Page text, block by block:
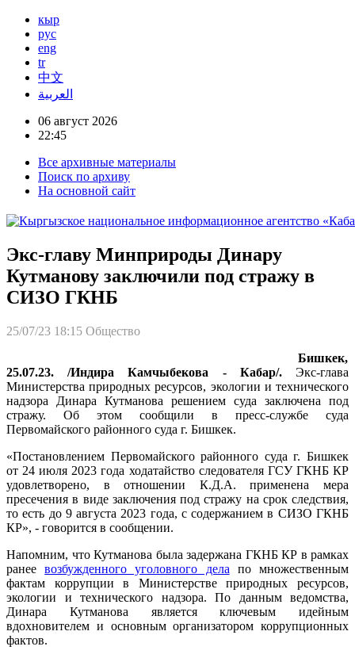
кыр
рус
eng
tr
中文
العربية
06 август 2026
22:45
Все архивные материалы
Поиск по архиву
На основной сайт
Экс-главу Минприроды Динару
Кутманову заключили под стражу в
СИЗО ГКНБ
25/07/23 18:15 Общество
Бишкек,
25.07.23. /Индира Камчыбекова - Кабар/.Экс-глава
Министерства природных ресурсов, экологии и технического
надзора Динара Кутманова решением суда заключена под
стражу. Об этом сообщили в пресс-службе суда
Первомайского районного суда г. Бишкек.
«Постановлением Первомайского районного суда г. Бишкек
от 24 июля 2023 года ходатайство следователя ГСУ ГКНБ КР
удовлетворено, в отношении К.Д.А. применена мера
пресечения в виде заключения под стражу на срок следствия,
то есть до 9 августа 2023 года, с содержанием в СИЗО ГКНБ
КР», - говорится в сообщении.
Напомним, что Кутманова была задержана ГКНБ КР в рамках
ранеевозбужденного уголовного дела по множественным
фактам коррупции в Министерстве природных ресурсов,
экологии и технического надзора. По данным ведомства,
Динара Кутманова является ключевым идейным
вдохновителем и основным организатором коррупционных
фактов.